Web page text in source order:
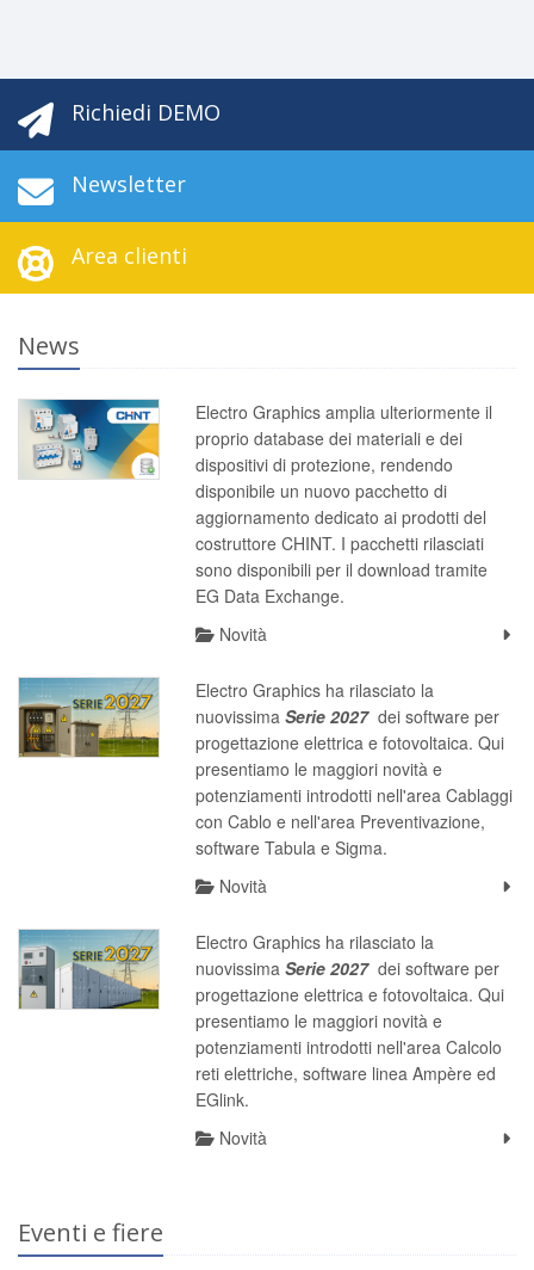
Richiedi DEMO
Newsletter
Area clienti
News
Electro Graphics amplia ulteriormente il
proprio database dei materiali e dei
dispositivi di protezione, rendendo
disponibile un nuovo pacchetto di
aggiornamento dedicato ai prodotti del
costruttore CHINT. I pacchetti rilasciati
sono disponibili per il download tramite
EG Data Exchange.
Novità
Electro Graphics ha rilasciato la
nuovissimaSerie 2027 dei software per
progettazione elettrica e fotovoltaica. Qui
presentiamo le maggiori novità e
potenziamenti introdotti nell'area Cablaggi
con Cablo e nell'area Preventivazione,
software Tabula e Sigma.
Novità
Electro Graphics ha rilasciato la
nuovissimaSerie 2027dei software per
progettazione elettrica e fotovoltaica. Qui
presentiamo le maggiori novità e
potenziamenti introdotti nell'area Calcolo
reti elettriche, software linea Ampère ed
EGlink.
Novità
Eventi e fiere